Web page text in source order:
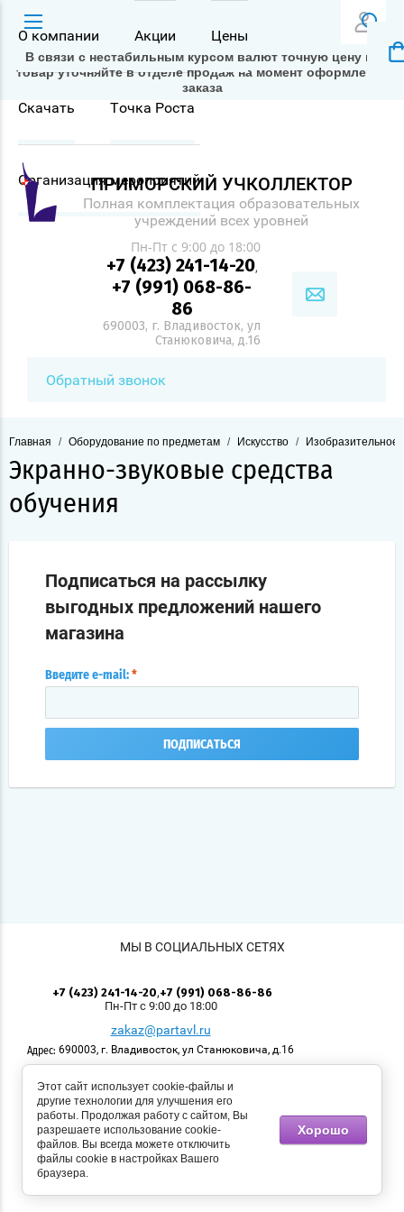
В связи с нестабильным курсом валют точную цену на
товар уточняйте в отделе продаж на момент оформления
заказа
О компании Акции Цены
Скачать Точка Роста
Организация мероприятий
ПРИМОРСКИЙ УЧКОЛЛЕКТОР
Полная комплектация образовательных
учреждений всех уровней
Пн-Пт с 9:00 до 18:00
+7 (423) 241-14-20,
+7 (991) 068-86-
86
690003, г. Владивосток, ул
Станюковича, д.16
Обратный звонок
Главная / Оборудование по предметам / Искусство / Изобразительное
Экранно-звуковые средства
обучения
Подписаться на рассылку
выгодных предложений нашего
магазина
Введите e-mail: *
ПОДПИСАТЬСЯ
МЫ В СОЦИАЛЬНЫХ СЕТЯХ
+7 (423) 241-14-20,+7 (991) 068-86-86
Пн-Пт с 9:00 до 18:00
zakaz@partavl.ru
Адрес: 690003, г. Владивосток, ул Станюковича, д.16
© 2008 - 2026 Приморский учколлектор. Логотипы,
размещённые на сайте, имеют своих правообладателей.
Использование материалов, размещенных на сайте,
возможно с разрешения правообладателя. Все права
защищены.
Этот сайт использует cookie-файлы и
другие технологии для улучшения его
работы. Продолжая работу с сайтом, Вы
разрешаете использование cookie-
файлов. Вы всегда можете отключить
файлы cookie в настройках Вашего
браузера.
Хорошо